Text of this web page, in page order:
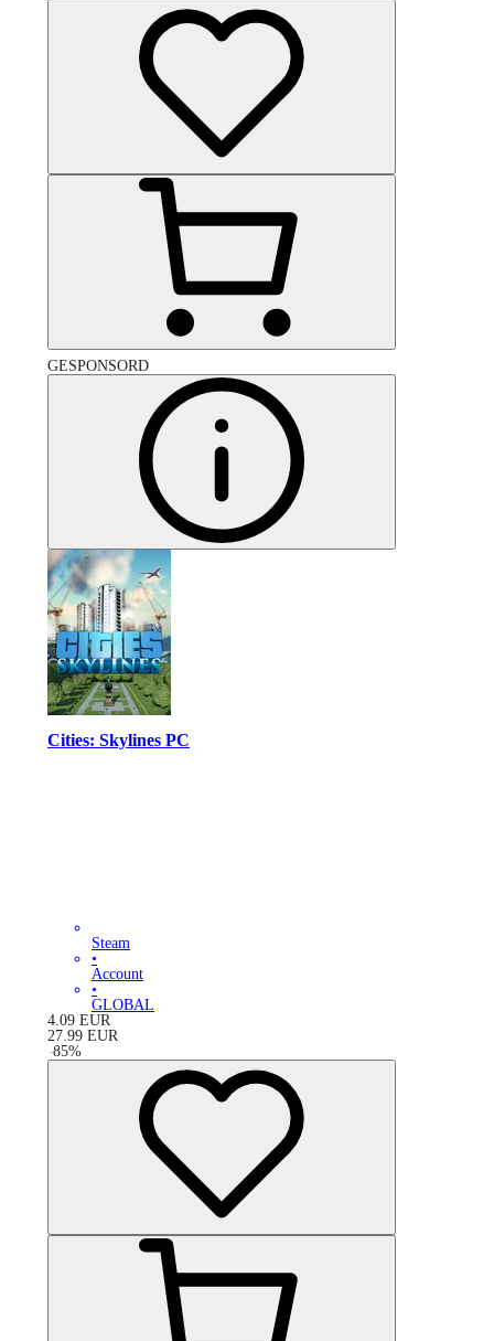
GESPONSORD
Cities: Skylines PC
Steam
•
Account
•
GLOBAL
4.09 EUR
27.99 EUR
-85%